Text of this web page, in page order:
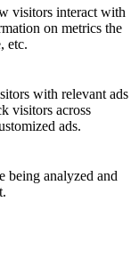
visitors interact with
on metrics the
etc.
with relevant ads
visitors across
ads.
being analyzed and